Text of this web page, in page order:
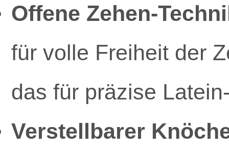
Offene Zehen-
für volle Freiheit der
das für präzise
Verstellbarer